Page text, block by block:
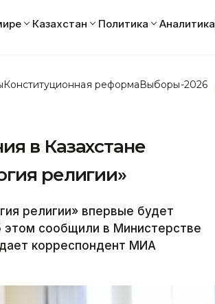
Казахстан Политика Аналитика
Конституционная реформаВыборы-2026
в Казахстане
религии»
религии» впервые будет
сообщили в Министерстве
корреспондент МИА